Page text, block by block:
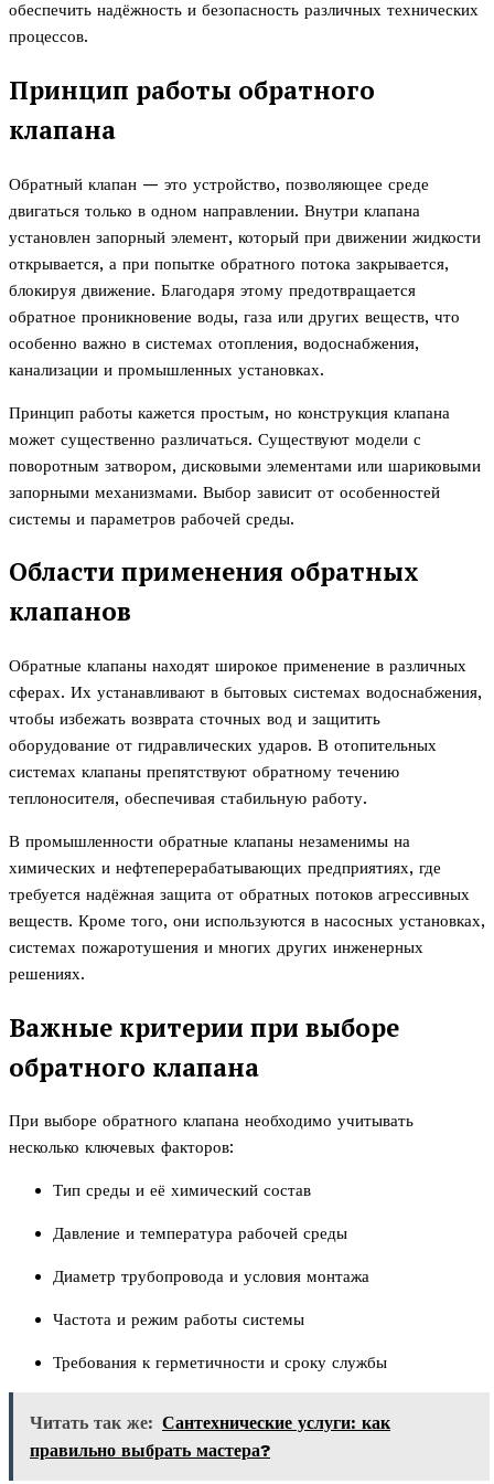
обеспечить надёжность и безопасность различных технических
процессов.
Принцип работы обратного
клапана
Обратный клапан — это устройство, позволяющее среде
двигаться только в одном направлении. Внутри клапана
установлен запорный элемент, который при движении жидкости
открывается, а при попытке обратного потока закрывается,
блокируя движение. Благодаря этому предотвращается
обратное проникновение воды, газа или других веществ, что
особенно важно в системах отопления, водоснабжения,
канализации и промышленных установках.
Принцип работы кажется простым, но конструкция клапана
может существенно различаться. Существуют модели с
поворотным затвором, дисковыми элементами или шариковыми
запорными механизмами. Выбор зависит от особенностей
системы и параметров рабочей среды.
Области применения обратных
клапанов
Обратные клапаны находят широкое применение в различных
сферах. Их устанавливают в бытовых системах водоснабжения,
чтобы избежать возврата сточных вод и защитить
оборудование от гидравлических ударов. В отопительных
системах клапаны препятствуют обратному течению
теплоносителя, обеспечивая стабильную работу.
В промышленности обратные клапаны незаменимы на
химических и нефтеперерабатывающих предприятиях, где
требуется надёжная защита от обратных потоков агрессивных
веществ. Кроме того, они используются в насосных установках,
системах пожаротушения и многих других инженерных
решениях.
Важные критерии при выборе
обратного клапана
При выборе обратного клапана необходимо учитывать
несколько ключевых факторов:
Тип среды и её химический состав
Давление и температура рабочей среды
Диаметр трубопровода и условия монтажа
Частота и режим работы системы
Требования к герметичности и сроку службы
Читать так же: Сантехнические услуги: как
правильно выбрать мастера?